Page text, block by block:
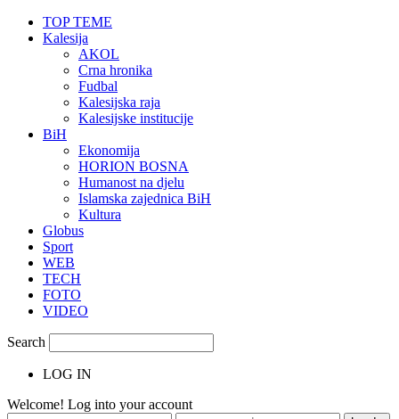
TOP TEME
Kalesija
AKOL
Crna hronika
Fudbal
Kalesijska raja
Kalesijske institucije
BiH
Ekonomija
HORION BOSNA
Humanost na djelu
Islamska zajednica BiH
Kultura
Globus
Sport
WEB
TECH
FOTO
VIDEO
Search
LOG IN
Welcome! Log into your account